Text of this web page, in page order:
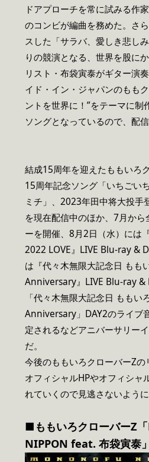
ドアプローチを常に試みる作
のコンビが編曲を務めた。さ
スした「サラバ、愛しき悲し
りの競演となる、世界を股に
リスト・布袋寅泰がギター演
イド・イン・ジャパンのもも
ントを世界に！”をテーマに制
ソングとなっているので、配
結成15周年を迎えたももいろ
15周年記念ソング「いちごい
ミチ」、2023年田中将大投手
を現在配信中のほか、7月か
ーを開催、8月2日（水）には
2022 LOVE』LIVE Blu-ray &
は『代々木無限大記念日 もも
Anniversary』LIVE Blu-ray &
「代々木無限大記念日 もも
Anniversary」DAY2のライブ
定されるなどアニバーサリー
だ。
今後のももいろクローバーZの
オフィシャルHPやオフィシ
れていくので見逃さないように
■ももいろクローバーZ
NIPPON feat. 布袋寅泰 」